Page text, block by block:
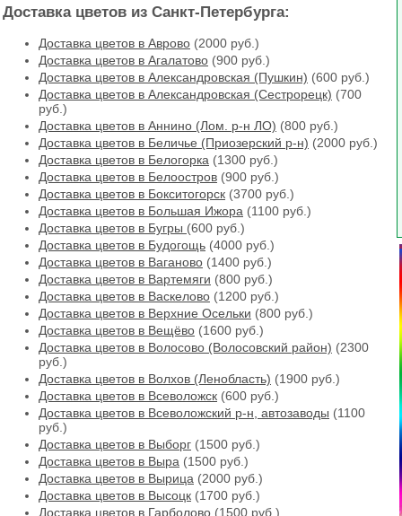
Доставка цветов из Санкт-Петербурга:
Доставка цветов в Аврово (2000 руб.)
Доставка цветов в Агалатово (900 руб.)
Доставка цветов в Александровская (Пушкин) (600 руб.)
Доставка цветов в Александровская (Сестрорецк) (700
руб.)
Доставка цветов в Аннино (Лом. р-н ЛО) (800 руб.)
Доставка цветов в Беличье (Приозерский р-н) (2000 руб.)
Доставка цветов в Белогорка (1300 руб.)
Доставка цветов в Белоостров (900 руб.)
Доставка цветов в Бокситогорск (3700 руб.)
Доставка цветов в Большая Ижора (1100 руб.)
Доставка цветов в Бугры (600 руб.)
Доставка цветов в Будогощь (4000 руб.)
Доставка цветов в Ваганово (1400 руб.)
Доставка цветов в Вартемяги (800 руб.)
Доставка цветов в Васкелово (1200 руб.)
Доставка цветов в Верхние Осельки (800 руб.)
Доставка цветов в Вещёво (1600 руб.)
Доставка цветов в Волосово (Волосовский район) (2300
руб.)
Доставка цветов в Волхов (Ленобласть) (1900 руб.)
Доставка цветов в Всеволожск (600 руб.)
Доставка цветов в Всеволожский р-н, автозаводы (1100
руб.)
Доставка цветов в Выборг (1500 руб.)
Доставка цветов в Выра (1500 руб.)
Доставка цветов в Вырица (2000 руб.)
Доставка цветов в Высоцк (1700 руб.)
Доставка цветов в Гарболово (1500 руб.)